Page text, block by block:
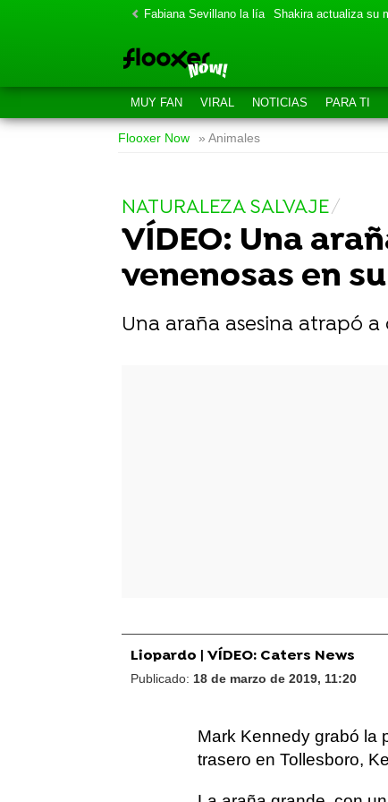
Fabiana Sevillano la lía Shakira actualiza su
MUY FAN VIRAL NOTICIAS PARA TI
Flooxer Now » Animales
NATURALEZA SALVAJE
VÍDEO: Una
venenosas en
Una araña asesina atrapó
Liopardo | VÍDEO: Caters News
Publicado: 18 de marzo de 2019, 11:20
Mark Kennedy grabó la
trasero en Tollesboro,